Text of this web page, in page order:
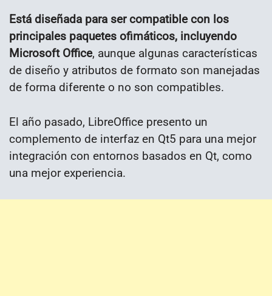
Está diseñada para ser compatible con los
principales paquetes ofimáticos, incluyendo
Microsoft Office, aunque algunas características
de diseño y atributos de formato son manejadas
de forma diferente o no son compatibles.
El año pasado, LibreOffice presento un
complemento de interfaz en Qt5 para una mejor
integración con entornos basados ​​en Qt, como
una mejor experiencia.